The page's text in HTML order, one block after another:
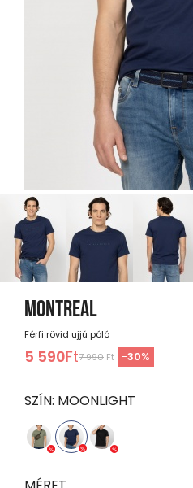
MONTREAL
Férfi rövid ujjú póló
5 590Ft7 990 Ft -30%
SZÍN: MOONLIGHT